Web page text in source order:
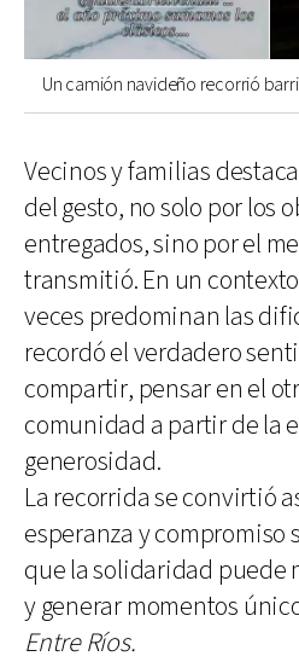
Un camión navideño recorrió
Vecinos y familias
del gesto, no solo por los
entregados, sino por el
transmitió. En un
veces predominan las
recordó el verdadero
compartir, pensar en el
comunidad a partir de la
generosidad.
La recorrida se convirtió
esperanza y compromiso
que la solidaridad puede
y generar momentos
Entre Ríos.